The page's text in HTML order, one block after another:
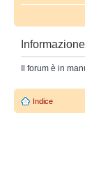
Informazione
Il forum è in
Indice